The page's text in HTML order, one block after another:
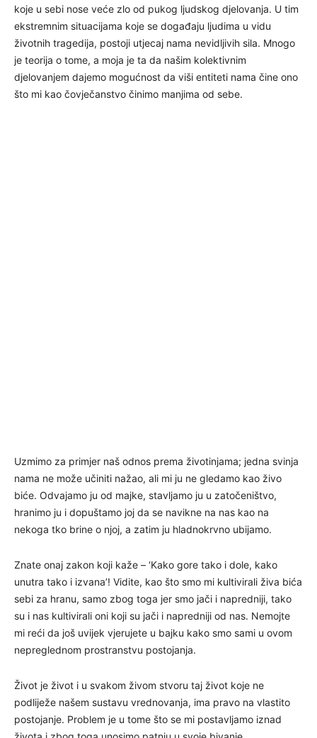
koje u sebi nose veće zlo od pukog ljudskog djelovanja. U tim
ekstremnim situacijama koje se događaju ljudima u vidu
životnih tragedija, postoji utjecaj nama nevidljivih sila. Mnogo
je teorija o tome, a moja je ta da našim kolektivnim
djelovanjem dajemo mogućnost da viši entiteti nama čine ono
što mi kao čovječanstvo činimo manjima od sebe.
Uzmimo za primjer naš odnos prema životinjama; jedna svinja
nama ne može učiniti nažao, ali mi ju ne gledamo kao živo
biće. Odvajamo ju od majke, stavljamo ju u zatočeništvo,
hranimo ju i dopuštamo joj da se navikne na nas kao na
nekoga tko brine o njoj, a zatim ju hladnokrvno ubijamo.
Znate onaj zakon koji kaže – ‘Kako gore tako i dole, kako
unutra tako i izvana’! Vidite, kao što smo mi kultivirali živa bića
sebi za hranu, samo zbog toga jer smo jači i napredniji, tako
su i nas kultivirali oni koji su jači i napredniji od nas. Nemojte
mi reći da još uvijek vjerujete u bajku kako smo sami u ovom
nepreglednom prostranstvu postojanja.
Život je život i u svakom živom stvoru taj život koje ne
podliježe našem sustavu vrednovanja, ima pravo na vlastito
postojanje. Problem je u tome što se mi postavljamo iznad